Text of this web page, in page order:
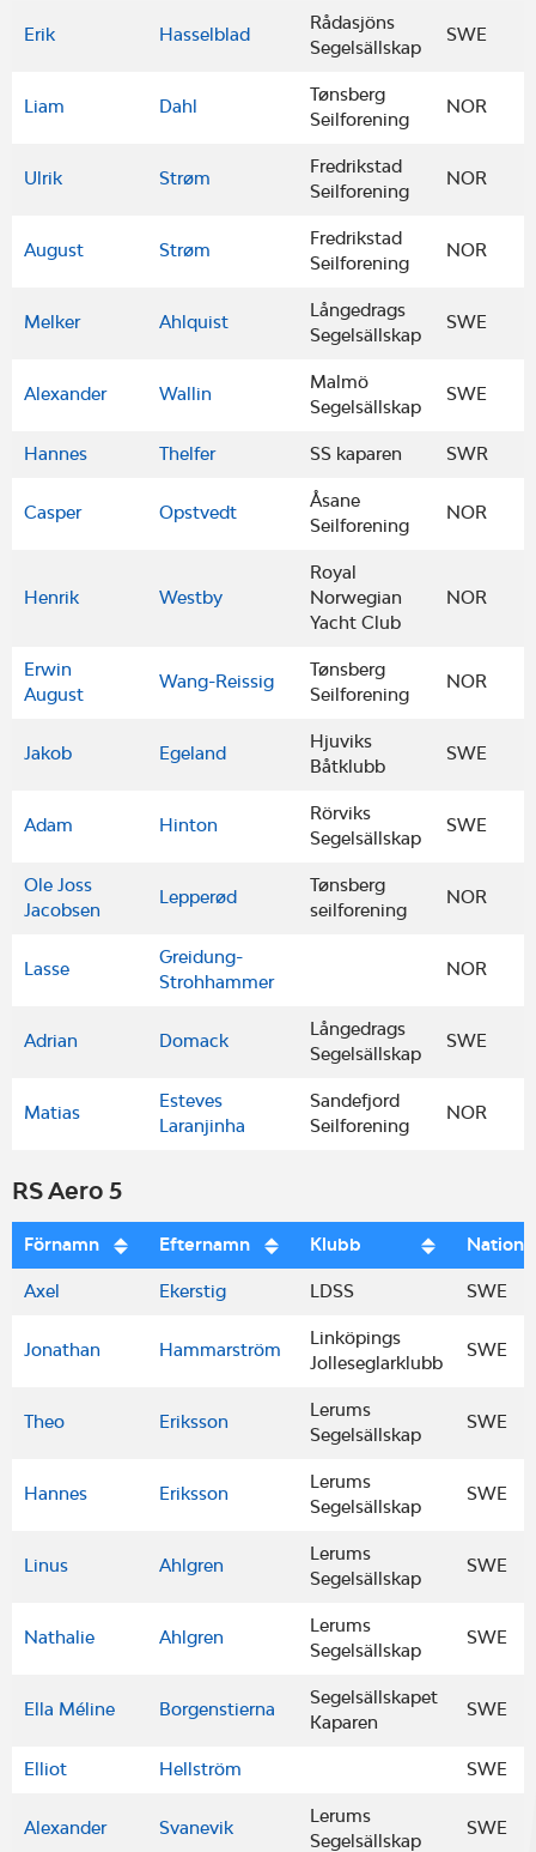
Erik Hasselblad
Rådasjöns
Segelsällskap
SWE
Liam Dahl
Tønsberg
Seilforening
NOR
Ulrik Strøm
Fredrikstad
Seilforening
NOR
August Strøm
Fredrikstad
Seilforening
NOR
Melker Ahlquist
Långedrags
Segelsällskap
SWE
Alexander Wallin
Malmö
Segelsällskap
SWE
Hannes Thelfer SS kaparen SWR
Casper Opstvedt
Åsane
Seilforening
NOR
Henrik Westby
Royal
Norwegian
Yacht Club
NOR
Erwin
August
Wang-Reissig
Tønsberg
Seilforening
NOR
Jakob Egeland
Hjuviks
Båtklubb
SWE
Adam Hinton
Rörviks
Segelsällskap
SWE
Ole Joss
Jacobsen
Lepperød
Tønsberg
seilforening
NOR
Lasse
Greidung-
Strohhammer
NOR
Adrian Domack
Långedrags
Segelsällskap
SWE
Matias
Esteves
Laranjinha
Sandefjord
Seilforening
NOR
RS Aero 5
Förnamn Efternamn Klubb
Axel Ekerstig LDSS SWE
Jonathan Hammarström
Linköpings
Jolleseglarklubb
SWE
Theo Eriksson
Lerums
Segelsällskap
SWE
Hannes Eriksson
Lerums
Segelsällskap
SWE
Linus Ahlgren
Lerums
Segelsällskap
SWE
Nathalie Ahlgren
Lerums
Segelsällskap
SWE
Ella Méline Borgenstierna
Segelsällskapet
Kaparen
SWE
Elliot Hellström SWE
Alexander Svanevik
Lerums
Segelsällskap
SWE